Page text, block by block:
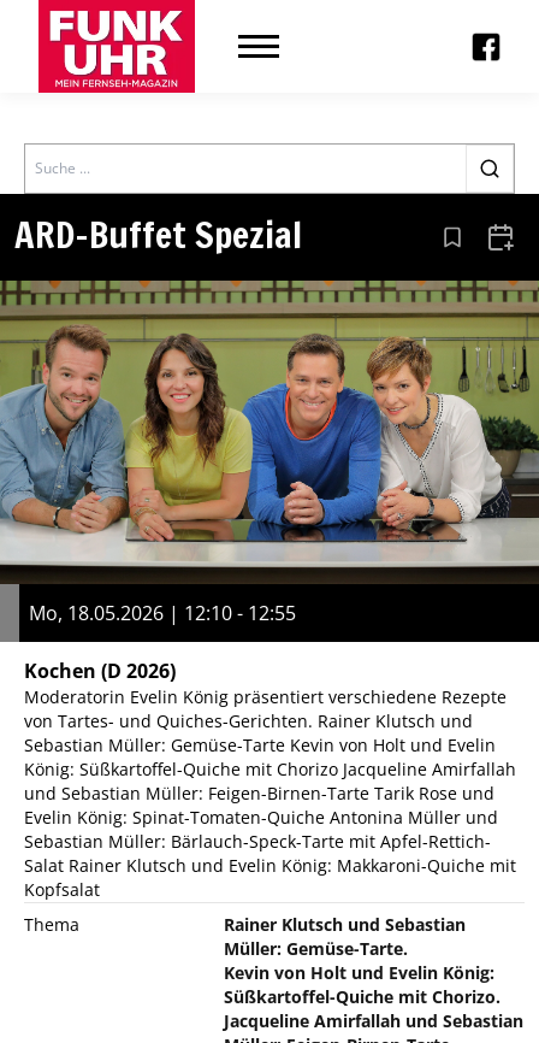
Search
ARD-Buffet Spezial Aus den
Mo, 18.05.2026 | 12:10 - 12:55
Kochen (D 2026)
Moderatorin Evelin König präsentiert verschiedene Rezepte
von Tartes- und Quiches-Gerichten. Rainer Klutsch und
Sebastian Müller: Gemüse-Tarte Kevin von Holt und Evelin
König: Süßkartoffel-Quiche mit Chorizo Jacqueline Amirfallah
und Sebastian Müller: Feigen-Birnen-Tarte Tarik Rose und
Evelin König: Spinat-Tomaten-Quiche Antonina Müller und
Sebastian Müller: Bärlauch-Speck-Tarte mit Apfel-Rettich-
Salat Rainer Klutsch und Evelin König: Makkaroni-Quiche mit
Kopfsalat
Thema
Rainer Klutsch und Sebastian
Müller: Gemüse-Tarte.
Kevin von Holt und Evelin König:
Süßkartoffel-Quiche mit Chorizo.
Jacqueline Amirfallah und Sebastian